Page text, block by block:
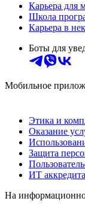
Карьера для
Школа
Карьера в
Боты для
Мобильное
Этика и
Оказание
Защита
ИТ
На